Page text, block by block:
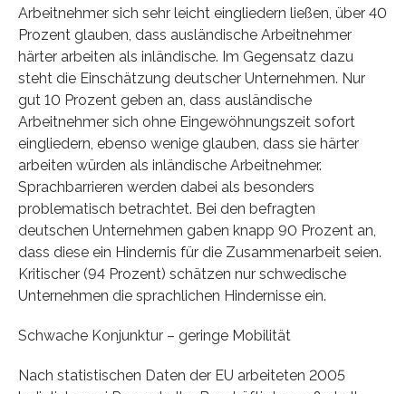
Arbeitnehmer sich sehr leicht eingliedern ließen, über 40
Prozent glauben, dass ausländische Arbeitnehmer
härter arbeiten als inländische. Im Gegensatz dazu
steht die Einschätzung deutscher Unternehmen. Nur
gut 10 Prozent geben an, dass ausländische
Arbeitnehmer sich ohne Eingewöhnungszeit sofort
eingliedern, ebenso wenige glauben, dass sie härter
arbeiten würden als inländische Arbeitnehmer.
Sprachbarrieren werden dabei als besonders
problematisch betrachtet. Bei den befragten
deutschen Unternehmen gaben knapp 90 Prozent an,
dass diese ein Hindernis für die Zusammenarbeit seien.
Kritischer (94 Prozent) schätzen nur schwedische
Unternehmen die sprachlichen Hindernisse ein.
Schwache Konjunktur – geringe Mobilität
Nach statistischen Daten der EU arbeiteten 2005